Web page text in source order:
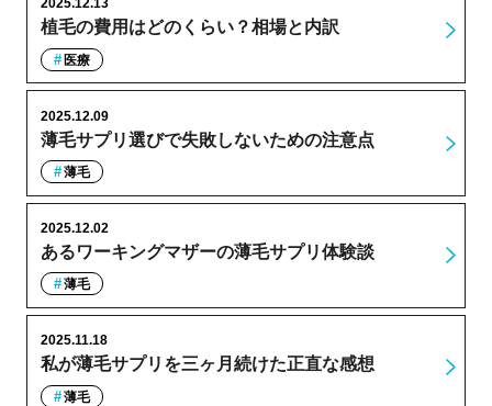
植毛の費用はどのくらい？相場と内訳
2025.12.13
医療
薄毛サプリ選びで失敗しないための注意点
2025.12.09
薄毛
あるワーキングマザーの薄毛サプリ体験談
2025.12.02
薄毛
私が薄毛サプリを三ヶ月続けた正直な感想
2025.11.18
薄毛